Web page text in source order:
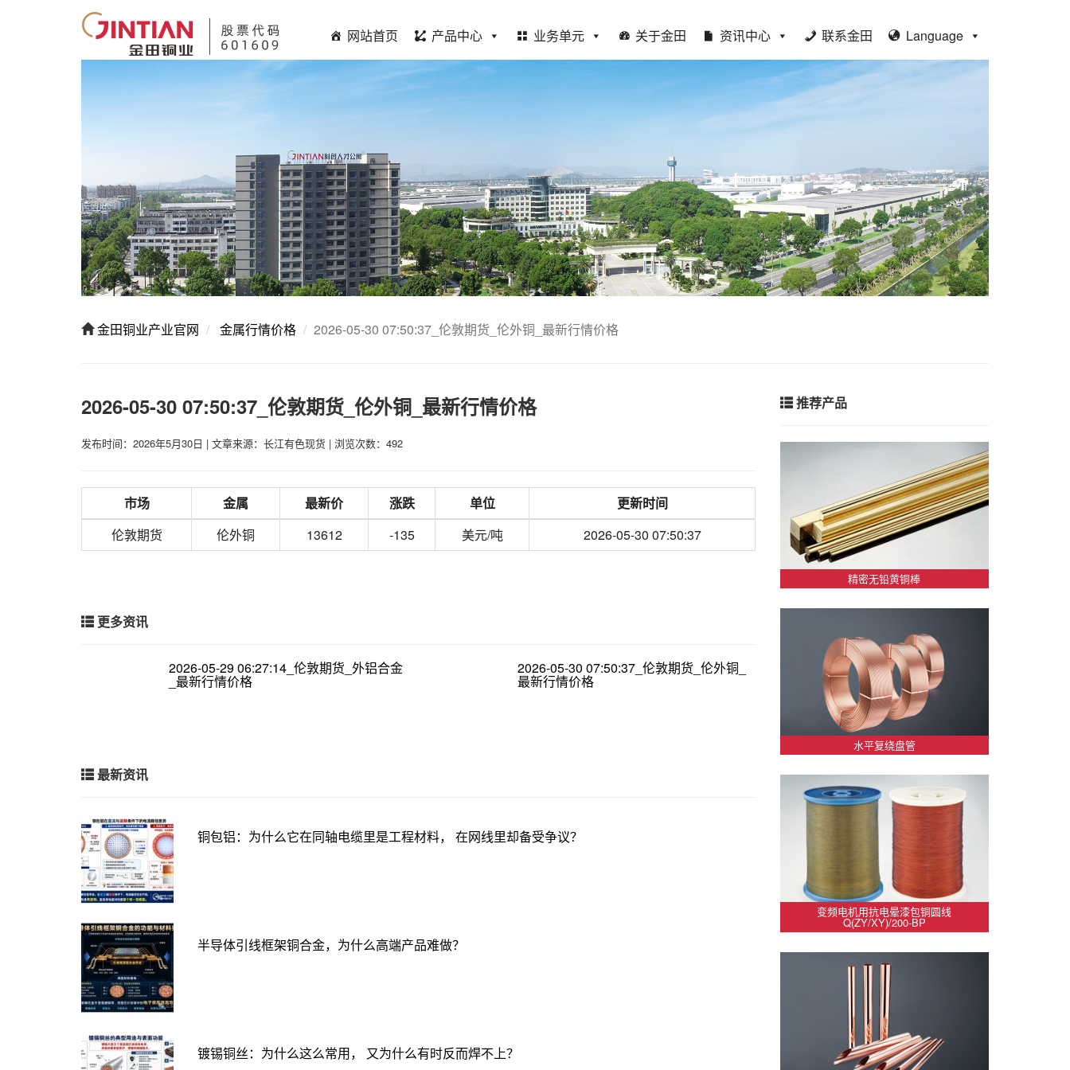
网站首页 产品中心 业务单元 关于金田 资讯中心 联系金田 Language
金田铜业产业官网 金属行情价格 2026-05-30 07:50:37_伦敦期货_伦外铜_最新行情价格
2026-05-30 07:50:37_伦敦期货_伦外铜_最新行情价格
发布时间：2026年5月30日 | 文章来源：长江有色现货 | 浏览次数：492
市场 金属 最新价 涨跌 单位
更新时间
伦敦期货
伦外铜 13612 -135 美元/吨 2026-05-30 07:50:37
更多资讯
2026-05-29 06:27:14_伦敦期货_外铝合金
_最新行情价格
2026-05-30 07:50:37_伦敦期货_伦外铜_
最新行情价格
最新资讯
铜包铝：为什么它在同轴电缆里是工程材料， 在网线里却备受争议？
半导体引线框架铜合金，为什么高端产品难做？
镀锡铜丝：为什么这么常用， 又为什么有时反而焊不上？
推荐产品
精密无铅黄铜棒
水平复绕盘管
变频电机用抗电晕漆包铜圆线
Q(ZY/XY)/200-BP